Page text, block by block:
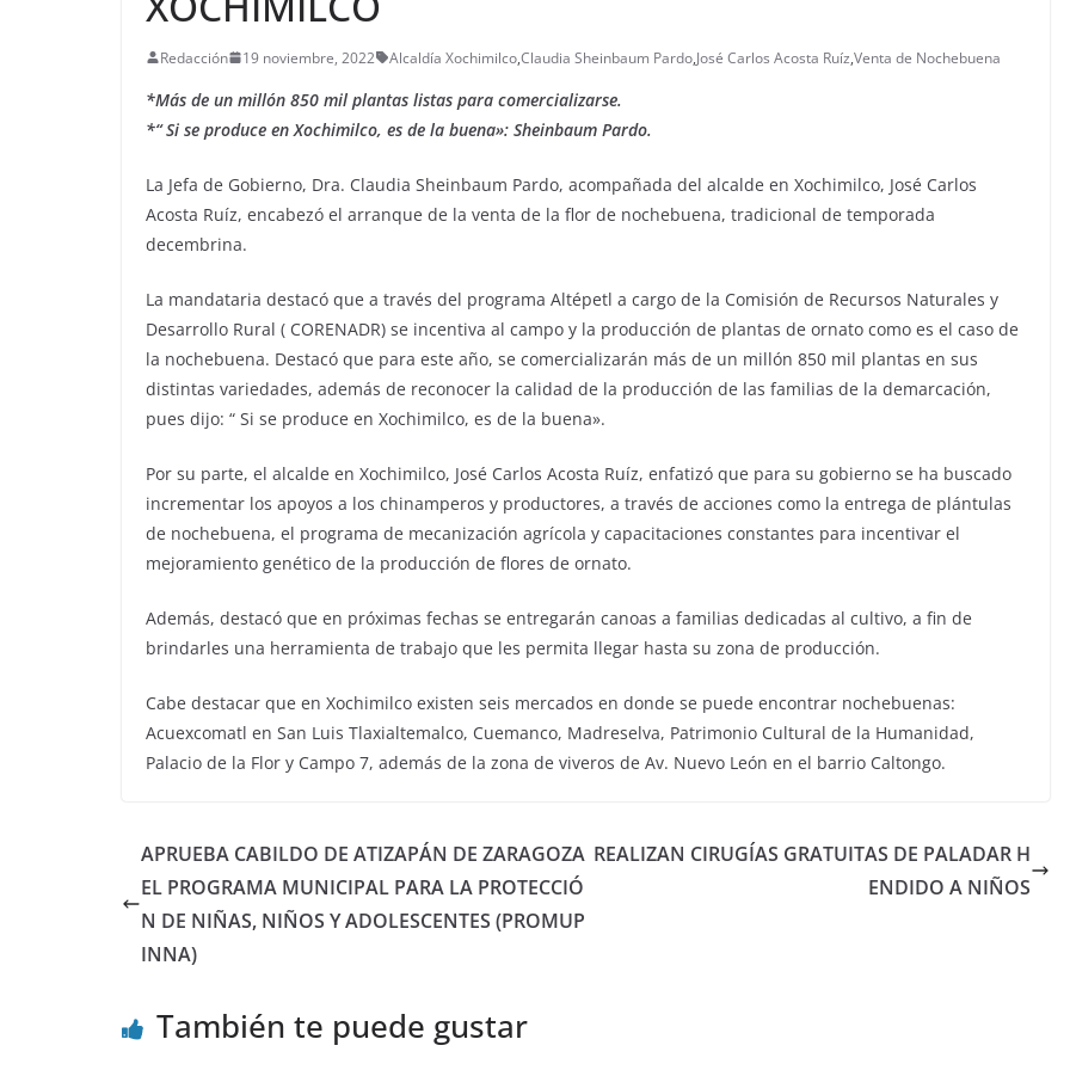
Redacción 19 noviembre, 2022 Alcaldía Xochimilco,Claudia Sheinbaum Pardo,José Carlos Acosta Ruíz,Venta de Nochebuena
*Más de un millón 850 mil plantas listas para comercializarse.
*“ Si se produce en Xochimilco, es de la buena»: Sheinbaum Pardo.
La Jefa de Gobierno, Dra. Claudia Sheinbaum Pardo, acompañada del alcalde en Xochimilco, José Carlos
Acosta Ruíz, encabezó el arranque de la venta de la flor de nochebuena, tradicional de temporada
decembrina.
La mandataria destacó que a través del programa Altépetl a cargo de la Comisión de Recursos Naturales y
Desarrollo Rural ( CORENADR) se incentiva al campo y la producción de plantas de ornato como es el caso de
la nochebuena. Destacó que para este año, se comercializarán más de un millón 850 mil plantas en sus
distintas variedades, además de reconocer la calidad de la producción de las familias de la demarcación,
pues dijo: “ Si se produce en Xochimilco, es de la buena».
Por su parte, el alcalde en Xochimilco, José Carlos Acosta Ruíz, enfatizó que para su gobierno se ha buscado
incrementar los apoyos a los chinamperos y productores, a través de acciones como la entrega de plántulas
de nochebuena, el programa de mecanización agrícola y capacitaciones constantes para incentivar el
mejoramiento genético de la producción de flores de ornato.
Además, destacó que en próximas fechas se entregarán canoas a familias dedicadas al cultivo, a fin de
brindarles una herramienta de trabajo que les permita llegar hasta su zona de producción.
Cabe destacar que en Xochimilco existen seis mercados en donde se puede encontrar nochebuenas:
Acuexcomatl en San Luis Tlaxialtemalco, Cuemanco, Madreselva, Patrimonio Cultural de la Humanidad,
Palacio de la Flor y Campo 7, además de la zona de viveros de Av. Nuevo León en el barrio Caltongo.
APRUEBA CABILDO DE ATIZAPÁN DE ZARAGOZA
EL PROGRAMA MUNICIPAL PARA LA PROTECCIÓ
N DE NIÑAS, NIÑOS Y ADOLESCENTES (PROMUP
INNA)
REALIZAN CIRUGÍAS GRATUITAS DE PALADAR H
ENDIDO A NIÑOS
También te puede gustar